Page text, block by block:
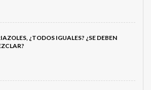
¿TODOS IGUALES? ¿SE DEBEN